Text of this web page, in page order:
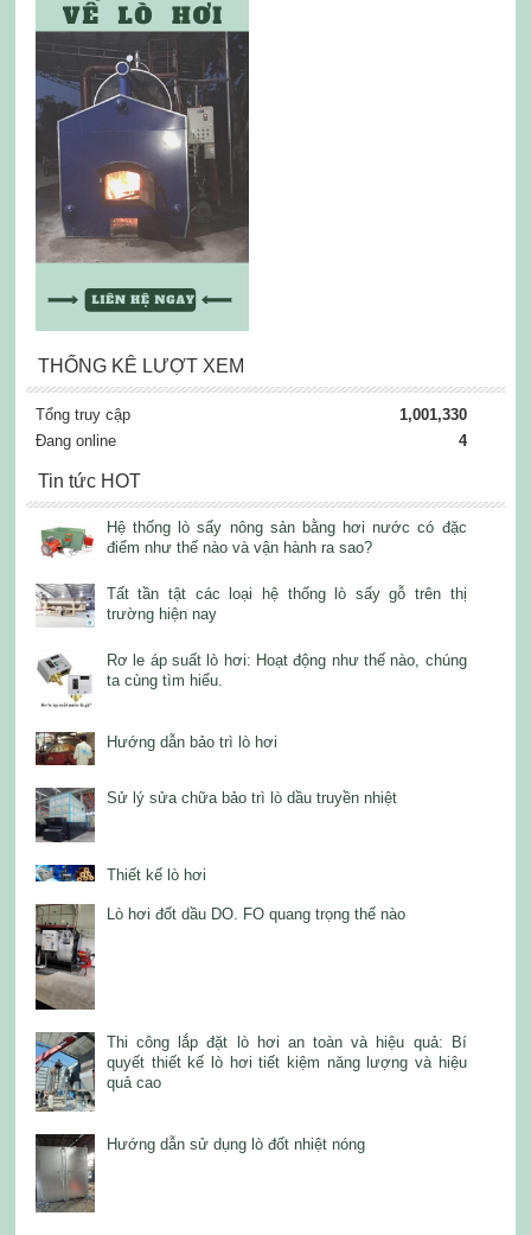
THỐNG KÊ LƯỢT XEM
Tổng truy cập
1,001,330
Đang online
4
Tin tức HOT
Hệ thống lò sấy nông sản bằng hơi nước có đặc
điểm như thế nào và vận hành ra sao?
Tất tần tật các loại hệ thống lò sấy gỗ trên thị
trường hiện nay
Rơ le áp suất lò hơi: Hoạt động như thế nào, chúng
ta cùng tìm hiểu.
Hướng dẫn bảo trì lò hơi
Sử lý sửa chữa bảo trì lò dầu truyền nhiệt
Thiết kế lò hơi
Lò hơi đốt dầu DO. FO quang trọng thế nào
Thi công lắp đặt lò hơi an toàn và hiệu quả: Bí
quyết thiết kế lò hơi tiết kiệm năng lượng và hiệu
quả cao
Hướng dẫn sử dụng lò đốt nhiệt nóng